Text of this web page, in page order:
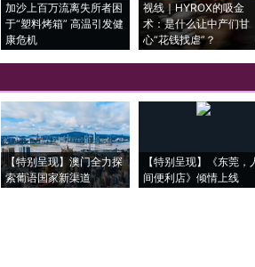
加沙上百万流离失所者困
于“塑料烤箱” 高温引发健
康危机
视线｜HYROX的吸金
术：是什么让中产们甘
心“花钱找虐”？
【特别呈现】澳门全力探
索葡语国家新渠道
【特别呈现】《东莞，
间便利店》倾情上线